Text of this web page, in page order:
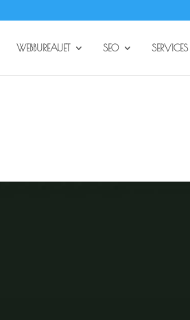
WEBBUREAUET SEO SERVICES